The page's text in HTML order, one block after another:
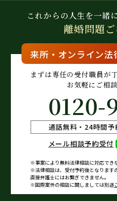
これからの人生を一緒
離婚問題
来所・ オンライン法
まずは専任の受付職員が
お気軽にご相
0120-
通話無料・24時間
メール相談予約受付
※事案により無料法律相談に対応でき
※法律相談は、受付予約後となります
直接弁護士にはお繋ぎできません。
※国際案件の相談に関しましては別途